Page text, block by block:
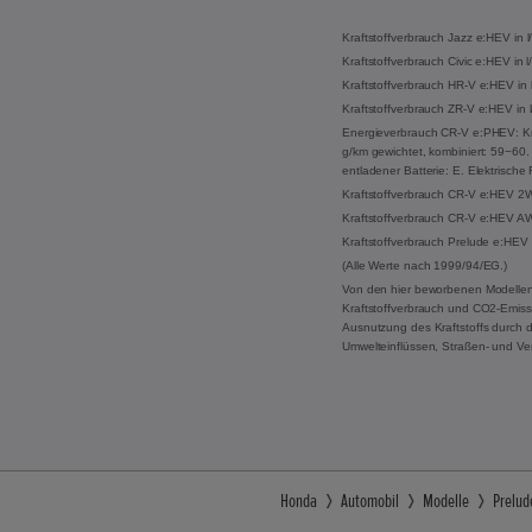
Kraftstoffverbrauch Jazz e:HEV in
Kraftstoffverbrauch Civic e:HEV in
Kraftstoffverbrauch HR-V e:HEV in
Kraftstoffverbrauch ZR-V e:HEV in
Energieverbrauch CR-V e:PHEV:
g/km gewichtet, kombiniert:
entladener Batterie: E. Elektrische
Kraftstoffverbrauch CR-V e:HEV
Kraftstoffverbrauch CR-V e:HEV
Kraftstoffverbrauch Prelude e:HEV
(Alle Werte nach 1999/94/EG.)
Von den hier beworbenen
Kraftstoffverbrauch und CO2-
Ausnutzung des Kraftstoffs durch
Umwelteinflüssen, Straßen- und
Honda Automobil Modelle